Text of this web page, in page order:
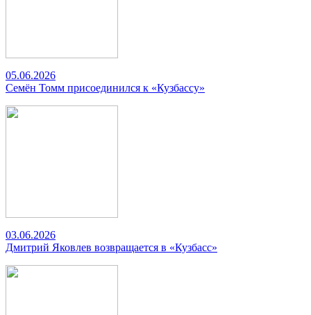
05.06.2026
Семён Томм присоединился к «Кузбассу»
03.06.2026
Дмитрий Яковлев возвращается в «Кузбасс»